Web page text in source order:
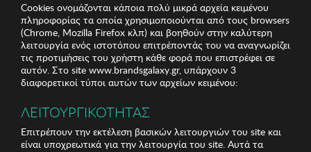
Cookies ονομάζονται κάποια πολύ μικρά αρχεία κειμένου
πληροφορίας τα οποία χρησιμοποιούνται από τους browsers
(Chrome, Mozilla Firefox κλπ) και βοηθούν στην καλύτερη
λειτουργία ενός ιστοτόπου επιτρέποντάς του να αναγνωρίζει
τις προτιμήσεις του χρήστη κάθε φορά που επιστρέφει σε
αυτόν. Στο site www.brandsgalaxy.gr, υπάρχουν 3
διαφορετικοί τύποι αυτών των αρχείων κειμένου:
ΛΕΙΤΟΥΡΓΙΚΟΤΗΤΑΣ
Επιτρέπουν την εκτέλεση βασικών λειτουργιών του site και
είναι υποχρεωτικά για την λειτουργία του site. Αυτά τα